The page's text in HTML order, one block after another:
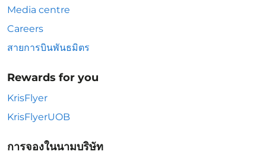
Media centre
Careers
สายการบินพันธมิตร
Rewards for you
KrisFlyer
KrisFlyerUOB
การจองในนามบริษัท